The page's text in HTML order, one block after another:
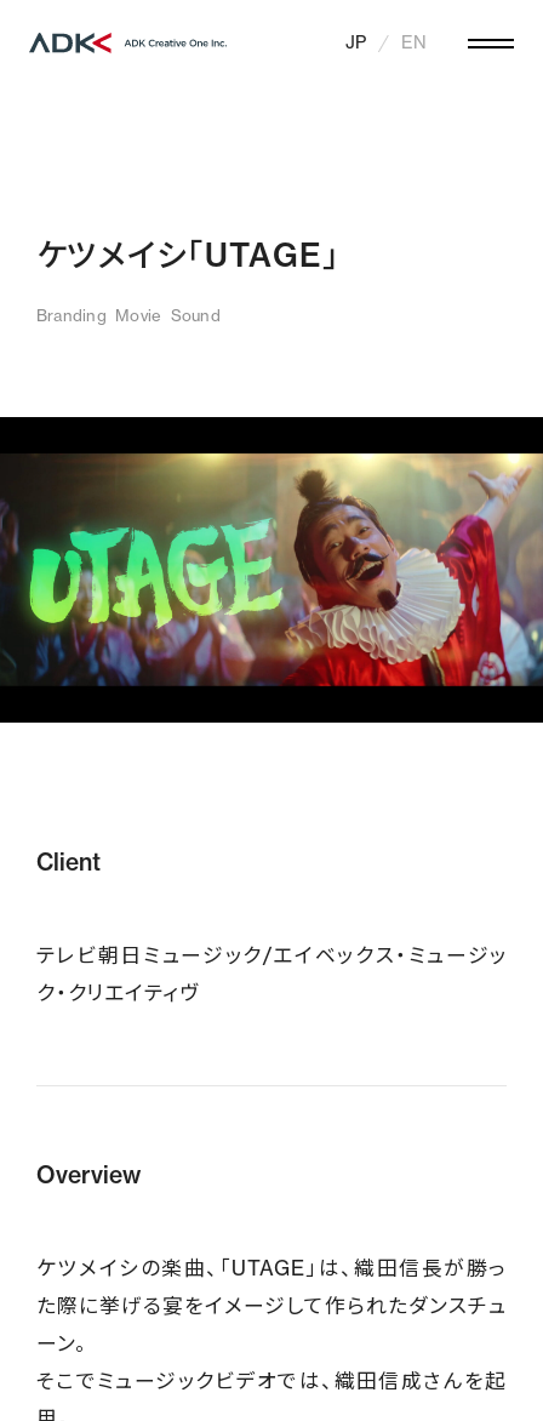
JP EN
ケツメイシ「UTAGE」
Branding Movie Sound
Client
テレビ朝日ミュージック/エイベックス・ミュージッ
ク・クリエイティヴ
Overview
ケツメイシの楽曲、「UTAGE」は、織田信長が勝っ
た際に挙げる宴をイメージして作られたダンスチュ
ーン。
そこでミュージックビデオでは、織田信成さんを起